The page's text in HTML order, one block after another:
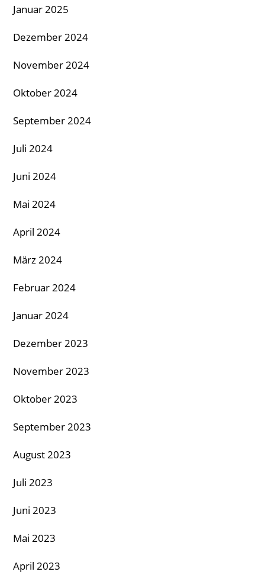
Januar 2025
Dezember 2024
November 2024
Oktober 2024
September 2024
Juli 2024
Juni 2024
Mai 2024
April 2024
März 2024
Februar 2024
Januar 2024
Dezember 2023
November 2023
Oktober 2023
September 2023
August 2023
Juli 2023
Juni 2023
Mai 2023
April 2023